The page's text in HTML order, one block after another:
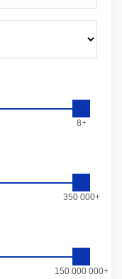
8+
350 000+
150 000 000+